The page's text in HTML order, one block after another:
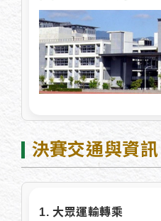
決賽交通與資訊
1. 大眾運輸轉乘